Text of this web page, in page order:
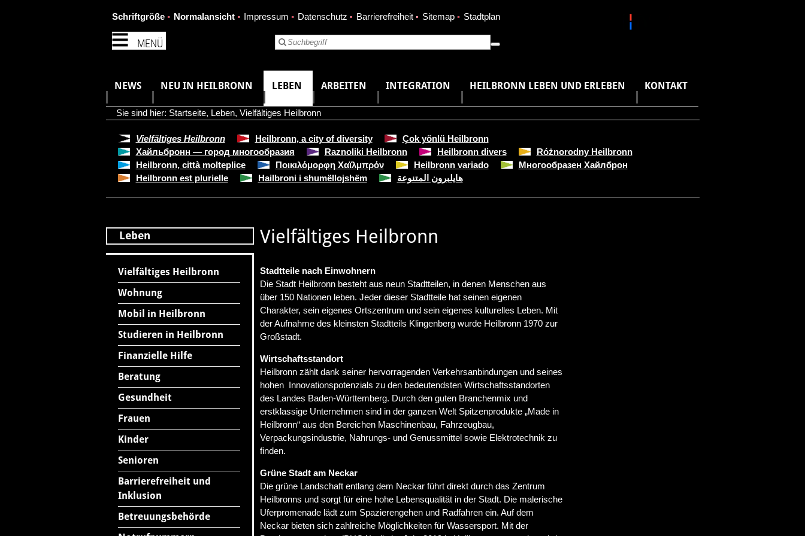
MENÜ
Schriftgröße Normalansicht Impressum Datenschutz Barrierefreiheit Sitemap Stadtplan
NEWS NEU IN HEILBRONN LEBEN ARBEITEN INTEGRATION HEILBRONN LEBEN UND ERLEBEN KONTAKT
Sie sind hier: Startseite, Leben, Vielfältiges Heilbronn
Vielfältiges Heilbronn Heilbronn, a city of diversity
Çok yönlü Heilbronn
Хайльбронн — город многообразия
Raznoliki Heilbronn Heilbronn divers
Różnorodny Heilbronn
Heilbronn, città molteplice
Ποικιλόμορφη Χαϊλμπρόν Heilbronn variado
Многообразен Хайлброн
Heilbronn est plurielle
Hailbroni i shumëllojshëm هايلبرون المتنوعة
Leben
Vielfältiges Heilbronn
Wohnung
Mobil in Heilbronn
Studieren in Heilbronn
Finanzielle Hilfe
Beratung
Gesundheit
Frauen
Kinder
Senioren
Barrierefreiheit und
Inklusion
Betreuungsbehörde
Vielfältiges Heilbronn
Stadtteile nach Einwohnern
Die Stadt Heilbronn besteht aus neun Stadtteilen, in denen Menschen aus
über 150 Nationen leben. Jeder dieser Stadtteile hat seinen eigenen
Charakter, sein eigenes Ortszentrum und sein eigenes kulturelles Leben. Mit
der Aufnahme des kleinsten Stadtteils Klingenberg wurde Heilbronn 1970 zur
Großstadt.
Wirtschaftsstandort
Heilbronn zählt dank seiner hervorragenden Verkehrsanbindungen und seines
hohen Innovationspotenzials zu den bedeutendsten Wirtschaftsstandorten
des Landes Baden-Württemberg. Durch den guten Branchenmix und
erstklassige Unternehmen sind in der ganzen Welt Spitzenprodukte „Made in
Heilbronn“ aus den Bereichen Maschinenbau, Fahrzeugbau,
Verpackungsindustrie, Nahrungs- und Genussmittel sowie Elektrotechnik zu
finden.
Grüne Stadt am Neckar
Die grüne Landschaft entlang dem Neckar führt direkt durch das Zentrum
Heilbronns und sorgt für eine hohe Lebensqualität in der Stadt. Die malerische
Uferpromenade lädt zum Spazierengehen und Radfahren ein. Auf dem
Neckar bieten sich zahlreiche Möglichkeiten für Wassersport. Mit der